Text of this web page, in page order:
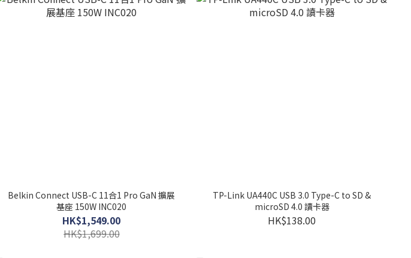
Belkin Connect USB-C 11合1 Pro GaN 擴展
基座 150W INC020
HK$1,549.00
HK$1,699.00
TP-Link UA440C USB 3.0 Type-C to SD &
microSD 4.0 讀卡器
HK$138.00